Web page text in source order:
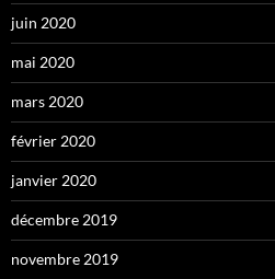
juin 2020
mai 2020
mars 2020
février 2020
janvier 2020
décembre 2019
novembre 2019